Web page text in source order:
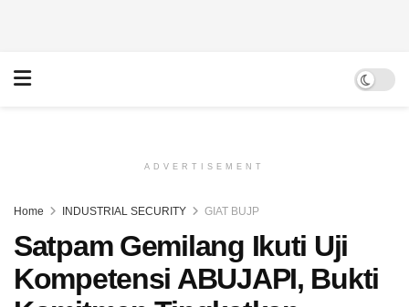
ADVERTISEMENT
Home INDUSTRIAL SECURITY GIAT BUJP
Satpam Gemilang Ikuti Uji
Kompetensi ABUJAPI, Bukti